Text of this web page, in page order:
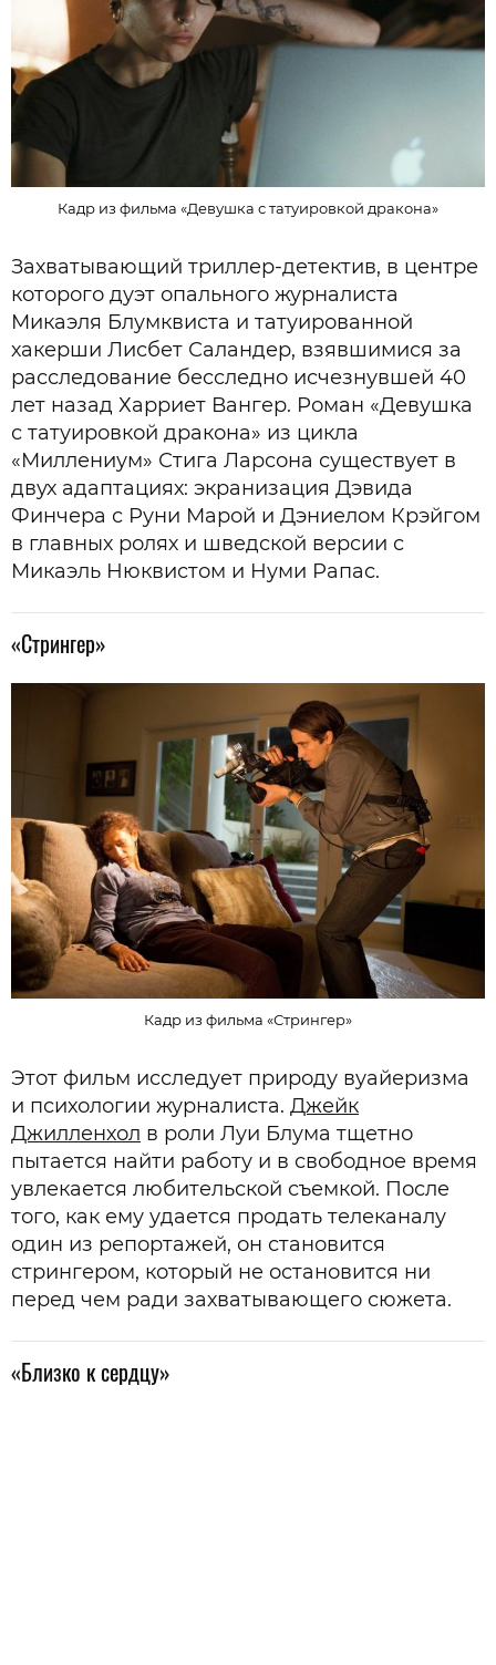
Кадр из фильма «Девушка с татуировкой дракона»
Захватывающий триллер-детектив, в центре
которого дуэт опального журналиста
Микаэля Блумквиста и татуированной
хакерши Лисбет Саландер, взявшимися за
расследование бесследно исчезнувшей 40
лет назад Харриет Вангер. Роман «Девушка
с татуировкой дракона» из цикла
«Миллениум» Стига Ларсона существует в
двух адаптациях: экранизация Дэвида
Финчера с Руни Марой и Дэниелом Крэйгом
в главных ролях и шведской версии с
Микаэль Нюквистом и Нуми Рапас.
«Стрингер»
Кадр из фильма «Стрингер»
Этот фильм исследует природу вуайеризма
и психологии журналиста. Джейк
Джилленхол в роли Луи Блума тщетно
пытается найти работу и в свободное время
увлекается любительской съемкой. После
того, как ему удается продать телеканалу
один из репортажей, он становится
стрингером, который не остановится ни
перед чем ради захватывающего сюжета.
«Близко к сердцу»